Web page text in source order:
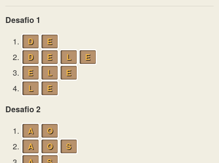
Desafio 1
1.
D
E
2.
D E L
E
3.
E L
E
4.
L
E
Desafio 2
1.
A
O
2.
A O
S